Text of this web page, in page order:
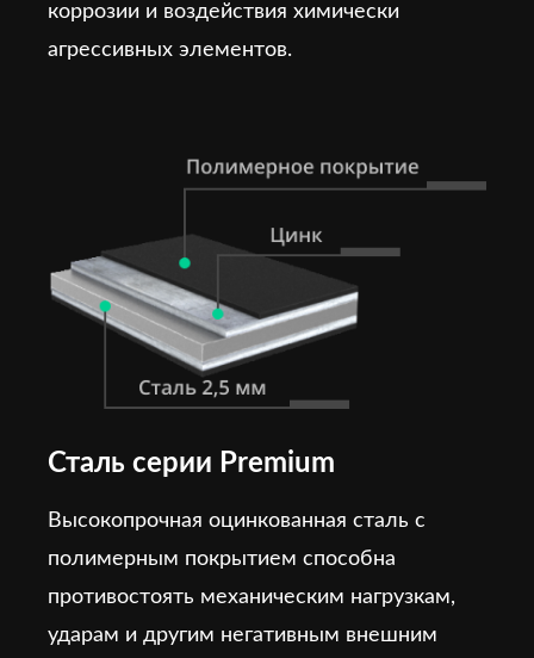
коррозии и воздействия химически
агрессивных элементов.
Сталь серии Premium
Высокопрочная оцинкованная сталь с
полимерным покрытием способна
противостоять механическим нагрузкам,
ударам и другим негативным внешним